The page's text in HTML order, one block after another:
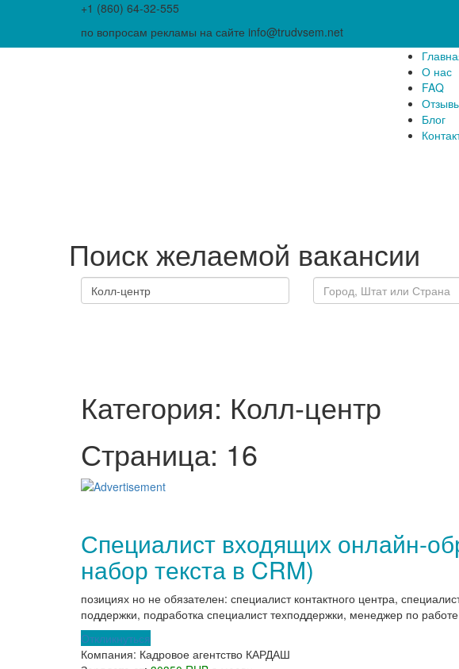
+1 (860) 64-32-555
по вопросам рекламы на сайте info@trudvsem.net
О нас
FAQ
Блог
Поиск желаемой вакансии
Категория: Колл-центр
Страница: 16
Специалист входящих онлайн-
набор текста в CRM)
позициях но не обязателен: специалист контактного центра,
поддержки, подработка специалист техподдержки, менеджер по
Откликнуться
Компания: Кадровое агентство КАРДАШ